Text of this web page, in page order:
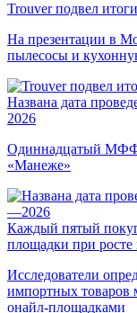
Trouver подвел
На презентации в
пылесосы и
Названа дата
2026
Одиннадцатый МФФ
«Манеже»
Каждый пятый
площадки при росте
Исследователи
импортных товаров
онайл-площадками